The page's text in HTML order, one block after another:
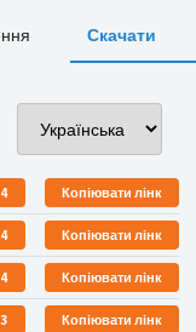
Скачати
Копіювати лінк
Копіювати лінк
Копіювати лінк
Копіювати лінк